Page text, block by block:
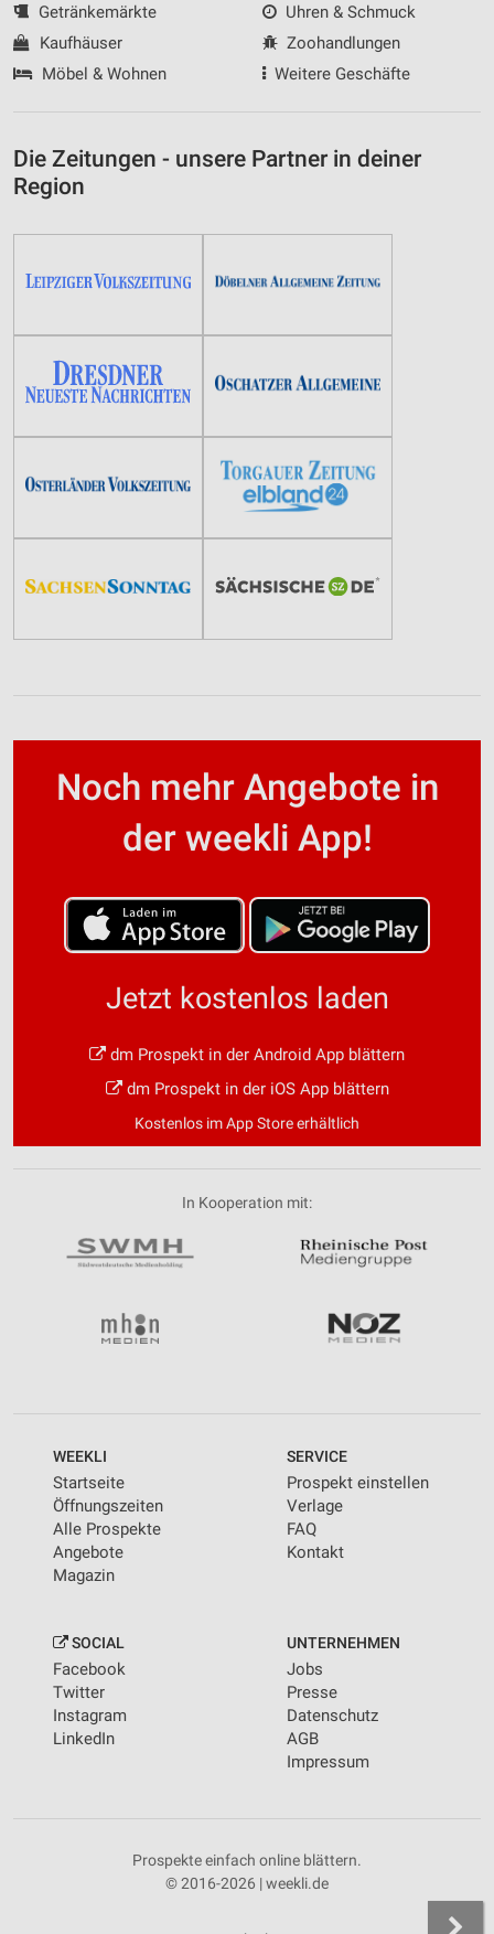
Getränkemärkte
Kaufhäuser
Möbel & Wohnen
Uhren & Schmuck
Zoohandlungen
Weitere Geschäfte
Die Zeitungen - unsere Partner in deiner
Region
Noch mehr Angebote in
der weekli App!
Jetzt kostenlos laden
dm Prospekt in der Android App blättern
dm Prospekt in der iOS App blättern
Kostenlos im App Store erhältlich
In Kooperation mit:
WEEKLI
Startseite
Öffnungszeiten
Alle Prospekte
Angebote
Magazin
SERVICE
Prospekt einstellen
Verlage
FAQ
Kontakt
SOCIAL
Facebook
Twitter
Instagram
LinkedIn
UNTERNEHMEN
Jobs
Presse
Datenschutz
AGB
Impressum
Prospekte einfach online blättern.
© 2016-2026 | weekli.de